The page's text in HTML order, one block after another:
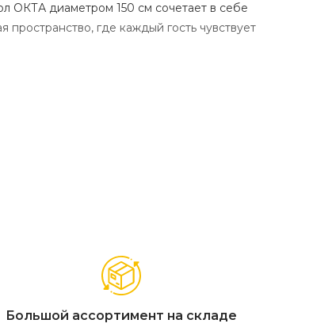
ОКТА диаметром 150 см сочетает в себе
где каждый гость чувствует
Большой ассортимент на складе